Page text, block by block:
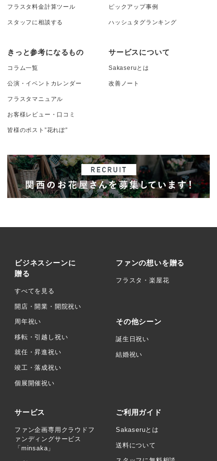
フラスタ料金計算ツール
スタッフに相談する
ピックアップ事例
ハッシュタグランキング
きっと参考になるもの
コラム一覧
公演・イベントカレンダー
フラスタマニュアル
お客様レビュー・口コミ
皆様のポスト”花れぽ”
サービスについて
Sakaseruとは
改善ノート
ビジネスシーンに
贈る
すべてを見る
開店・開業・開院祝い
周年祝い
移転・引越し祝い
就任・昇進祝い
竣工・落成祝い
個展開催祝い
ファンの想いを贈る
フラスタ・楽屋花
その他シーン
誕生日祝い
結婚祝い
サービス
ファン企画専用クラウドフ
ァンディングサービス
「minsaka」
ご利用ガイド
Sakaseruとは
送料について